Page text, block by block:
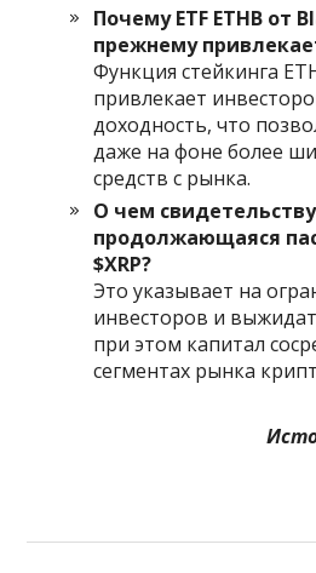
Почему ETF ETHB от
прежнему
Функция стейкинга
привлекает
доходность, что
даже на фоне более
средств с рынка.
О чем
продолжающаяся
$XRP?
Это указывает на
инвесторов и
при этом капитал
сегментах рынка